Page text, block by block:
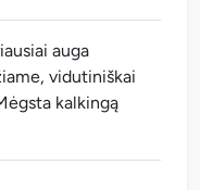
auga
vidutiniškai
kalkingą